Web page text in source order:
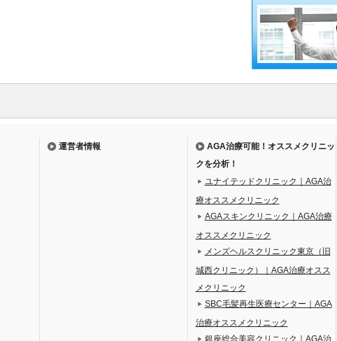
運営者情報
AGA治療可能！オススメクリニッ
クを分析！
ユナイテッドクリニック｜AGA治
療オススメクリニック
AGAスキンクリニック｜AGA治療
オススメクリニック
メンズヘルスクリニック東京（旧
城西クリニック）｜AGA治療オスス
メクリニック
SBC毛髪再生医療センター｜AGA
治療オススメクリニック
銀座総合美容クリニック｜AGA治